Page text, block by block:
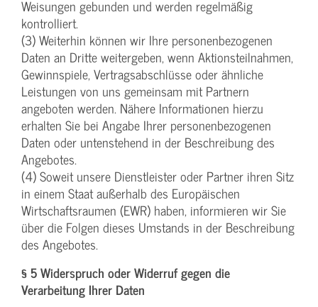
Weisungen gebunden und werden regelmäßig
kontrolliert.
(3) Weiterhin können wir Ihre personenbezogenen
Daten an Dritte weitergeben, wenn Aktionsteilnahmen,
Gewinnspiele, Vertragsabschlüsse oder ähnliche
Leistungen von uns gemeinsam mit Partnern
angeboten werden. Nähere Informationen hierzu
erhalten Sie bei Angabe Ihrer personenbezogenen
Daten oder untenstehend in der Beschreibung des
Angebotes.
(4) Soweit unsere Dienstleister oder Partner ihren Sitz
in einem Staat außerhalb des Europäischen
Wirtschaftsraumen (EWR) haben, informieren wir Sie
über die Folgen dieses Umstands in der Beschreibung
des Angebotes.
§ 5 Widerspruch oder Widerruf gegen die
Verarbeitung Ihrer Daten